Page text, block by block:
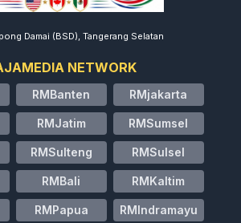
Damai (BSD), Tangerang Selatan
NETWORK
RMBanten RMjakarta
RMJatim RMSumsel
RMSulteng RMSulsel
RMBali RMKaltim
RMPapua RMIndramayu